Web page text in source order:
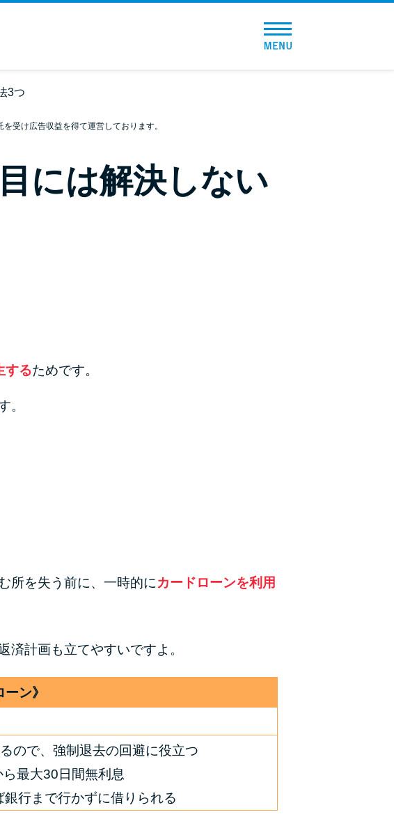
総合人気ランキング
とにかくすぐ借りたい方向け
バレずに借りたい方向け
特集ページ
種類・特徴別一覧
と危険な理由と対処法3つ
家賃払えないが強制退去は避けたい…市役所に
相談より賢い方法2選
3つ
受け広告収益を得て運営しております。
には解決しない
するためです。
。
所を失う前に、一時的にカードローンを利用
計画も立てやすいですよ。
ン》
ので、強制退去の回避に役立つ
最大30日間無利息
行まで行かずに借りられる